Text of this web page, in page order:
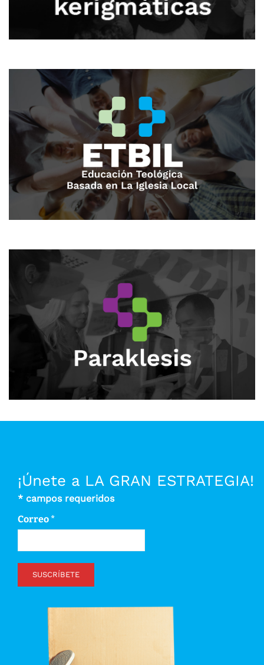
¡Únete a LA GRAN ESTRATEGIA!
* campos requeridos
Correo *